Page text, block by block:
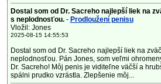
Dostal som od Dr. Sacreho najlepší liek na
s neplodnosťou.- Prodloužení penisu
Vložil: Jones
2025-08-15 14:55:53
Dostal som od Dr. Sacreho najlepší liek na
neplodnosťou. Pán Jones, som veľmi
Dr. Sacreho! Môj penis je viditeľne väčší a
spálni prudko vzrástla. Zlepšenie môj...